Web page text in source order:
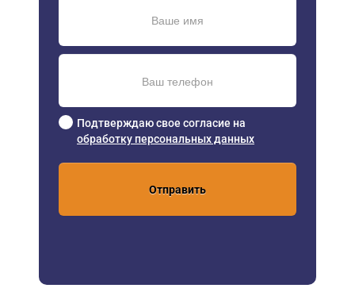
Подтверждаю свое согласие на
обработку персональных данных
Отправить